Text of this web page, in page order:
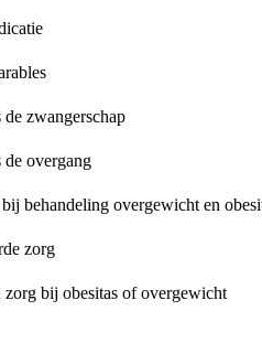
zwangerschap
de overgang
behandeling overgewicht en
zorg
zorg bij obesitas of overgewicht